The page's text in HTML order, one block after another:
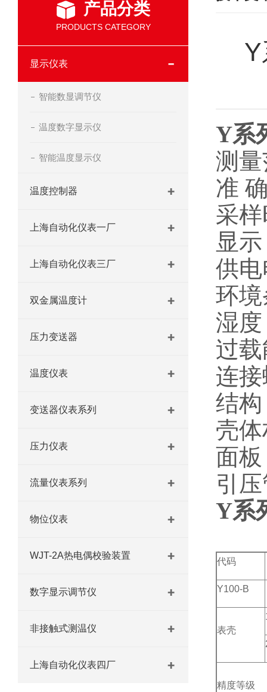
产品分类
PRODUCTS CATEGORY
显示仪表
智能数显调节仪
温度数字显示仪
智能温度显示仪
温度控制器
上海自动化仪表一厂
上海自动化仪表三厂
双金属温度计
压力变送器
温度仪表
变送器仪表系列
压力仪表
流量仪表系列
物位仪表
WJT-2A热电偶校验装置
数字显示调节仪
非接触式测温仪
上海自动化仪表四厂
Y系
测量
准
采
显
供
环
湿度
过载
连
结构
壳
面
引
Y系
代码
Y100-B
表壳
精度等级